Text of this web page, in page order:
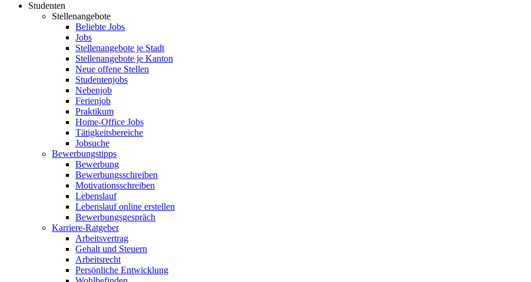
Studenten
Stellenangebote
Beliebte Jobs
Jobs
Stellenangebote je Stadt
Stellenangebote je Kanton
Neue offene Stellen
Studentenjobs
Nebenjob
Ferienjob
Praktikum
Home-Office Jobs
Tätigkeitsbereiche
Jobsuche
Bewerbungstipps
Bewerbung
Bewerbungsschreiben
Motivationsschreiben
Lebenslauf
Lebenslauf online erstellen
Bewerbungsgespräch
Karriere-Ratgeber
Arbeitsvertrag
Gehalt und Steuern
Arbeitsrecht
Persönliche Entwicklung